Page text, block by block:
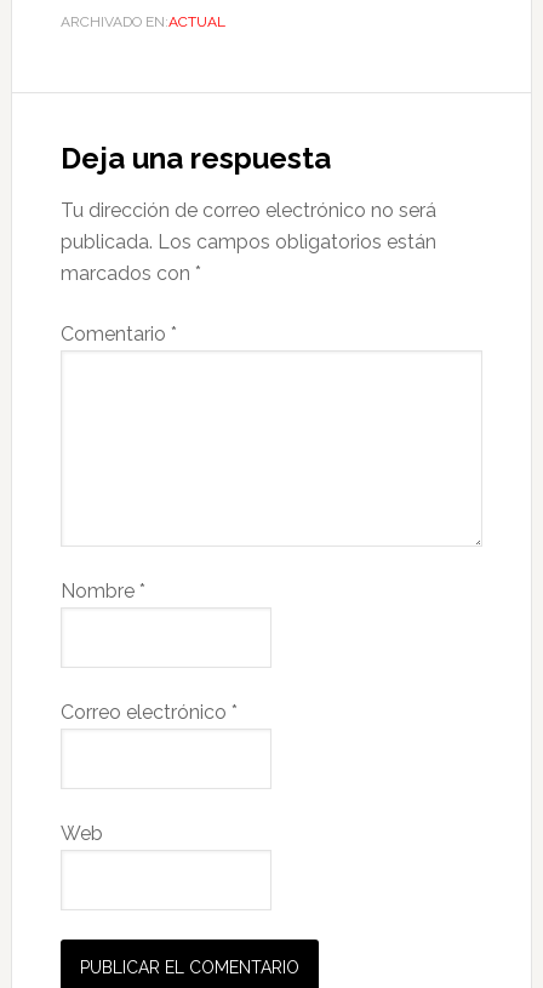
ARCHIVADO EN:ACTUAL
Deja una respuesta
Tu dirección de correo electrónico no será
publicada. Los campos obligatorios están
marcados con *
Comentario *
Nombre *
Correo electrónico *
Web